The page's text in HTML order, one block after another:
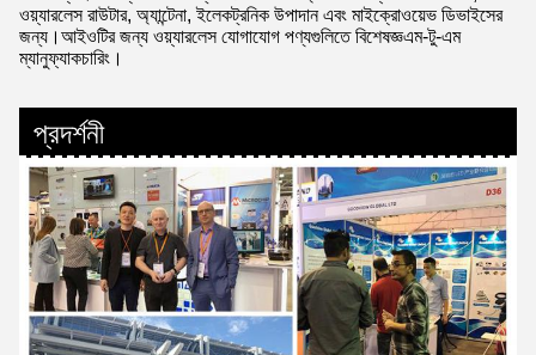
ওয়্যারলেস রাউটার, অ্যান্টেনা, ইলেকট্রনিক উপাদান এবং মাইক্রোওয়েভ ডিভাইসের
জন্য।আইওটির জন্য ওয়্যারলেস যোগাযোগ পণ্যগুলিতে বিশেষজ্ঞএম-টু-এম
ম্যানুফ্যাকচারিং।
প্রদর্শনী